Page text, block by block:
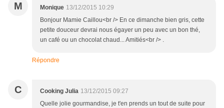
M Monique 13/12/2015 10:29
Bonjour Mamie Caillou<br /> En ce dimanche bien gris, cette
petite douceur devrai nous égayer un peu avec un bon thé,
un café ou un chocolat chaud... Amitiés<br /> .
Répondre
C Cooking Julia 13/12/2015 09:27
Quelle jolie gourmandise, je t'en prends un tout de suite pour